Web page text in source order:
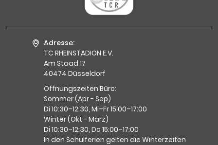
Adresse:
TC RHEINSTADION E.V.
Am Staad 17
40474 Düsseldorf
Öffnungszeiten Büro:
Sommer (Apr - Sep)
Di 10:30–12:30, Mi–Fr 15:00–17:00
Winter (Okt - März)
Di 10:30–12:30, Do 15:00–17:00
In den Schulferien gelten die Winterzeiten